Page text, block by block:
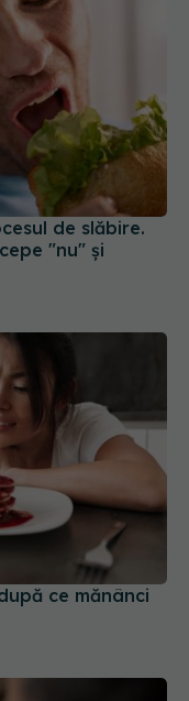
de slăbire.
"nu" și
ce mănânci